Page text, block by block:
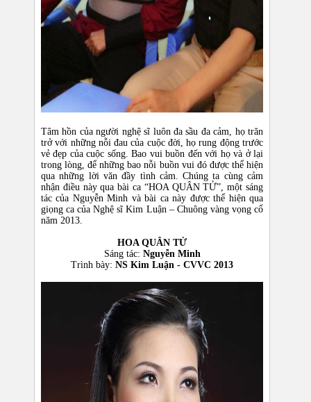
Tâm hồn của người nghệ sĩ luôn đa sầu đa cảm, họ trăn
trở với những nỗi đau của cuộc đời, họ rung động trước
vẻ đẹp của cuộc sống. Bao vui buồn đến với họ và ở lại
trong lòng, để những bao nỗi buồn vui đó được thể hiện
qua những lời văn đầy tình cảm. Chúng ta cùng cảm
nhận điều này qua bài ca “HOA QUÂN TỬ”, một sáng
tác của Nguyễn Minh và bài ca này được thể hiện qua
giọng ca của Nghệ sĩ Kim Luận – Chuông vàng vọng cổ
năm 2013.
HOA QUÂN TỬ​
Sáng tác: Nguyễn Minh
Trình bày: NS Kim Luận - CVVC 2013